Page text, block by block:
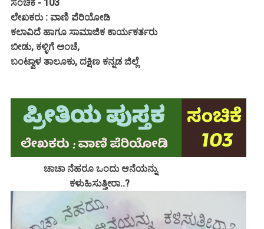
ಸಂಚಿಕೆ - 103
ಲೇಖಕರು : ವಾಣಿ ಪೆರಿಯೋಡಿ
ಕಲಾವಿದೆ ಹಾಗೂ ಸಾಮಾಜಿಕ ಕಾರ್ಯಕರ್ತರು
ಬೀಡು, ಕಳ್ಳಿಗೆ ಅಂಚೆ,
ಬಂಟ್ವಾಳ ತಾಲೂಕು, ದಕ್ಷಿಣ ಕನ್ನಡ ಜಿಲ್ಲೆ
ಚಾಚಾ ನೆಹರೂ ಒಂದು ಆನೆಯನ್ನು
ಕಳುಹಿಸುತ್ತೀರಾ..?